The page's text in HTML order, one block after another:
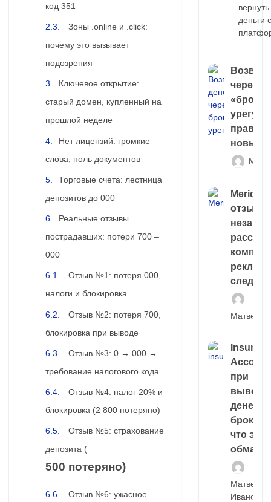
код 351
Зоны .online и .click:
почему это вызывает
подозрения
Ключевое открытие:
старый домен, купленный на
прошлой неделе
Нет лицензий: громкие
слова, ноль документов
Торговые счета: лестница
депозитов до 000
Реальные отзывы
пострадавших: потери 700 –
000
Отзыв №1: потеря 000,
налоги и блокировка
Отзыв №2: потеря 700,
блокировка при выводе
Отзыв №3: 0 → 000 →
требование налогового кода
Отзыв №4: налог 20% и
блокировка (2 800 потеряно)
Отзыв №5: страхование
депозита (
500 потеряно)
Отзыв №6: ужасное
вернуть
деньги с
через
правда
новый
следа
Матвей
Account
при
выводе
денег у
что это,
обман?
Матвей
Иванов